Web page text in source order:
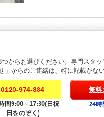
つからお選びください。専門スタ
」からのご連絡は、特に記載がな
0120-974-884
間9:00～17:30(日祝
日をのぞく)
無料
24時